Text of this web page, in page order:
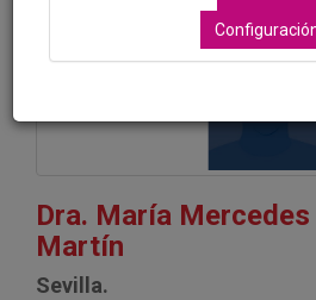
Dra. María
Martín
Sevilla.